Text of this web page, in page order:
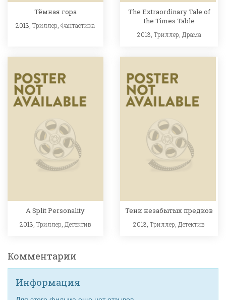
Тёмная гора
2013,Триллер ,Фантастика
The Extraordinary Tale of
the Times Table
2013, Триллер Драма
A Split Personality
2013, Триллер Детектив
Тени незабытых предков
2013,Триллер Детектив
Комментарии
Информация